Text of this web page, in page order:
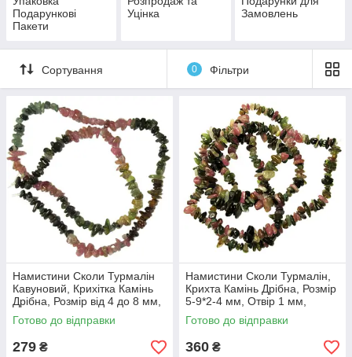
Подарункові
Пакети
Уцінка
Замовлень
Сортування 0 Фільтри
Намистини Сколи Турмалін
Кавуновий, Крихітка Камінь
Дрібна, Розмір від 4 до 8 мм,
Рукоділля
Готово до відправки
279 ₴
Намистини Сколи Турмалін,
Крихта Камінь Дрібна, Розмір
5-9*2-4 мм, Отвір 1 мм,
близько 80 см нитку
Готово до відправки
360 ₴